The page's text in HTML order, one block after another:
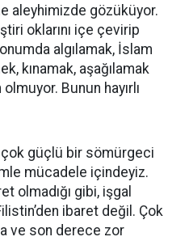
aleyhimizde gözüküyor.
oklarını içe çevirip
algılamak, İslam
kınamak, aşağılamak
Bunun hayırlı
çok güçlü bir sömürgeci
mücadele içindeyiz.
olmadığı gibi, işgal
ibaret değil. Çok
ve son derece zor